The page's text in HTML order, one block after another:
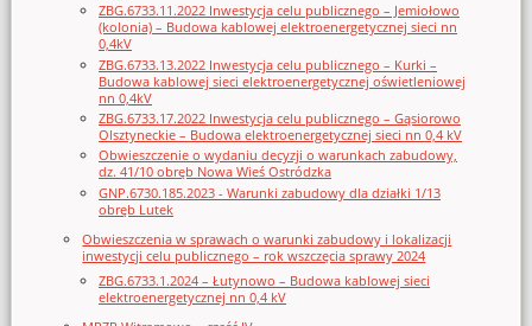
ZBG.6733.11.2022 Inwestycja celu publicznego – Jemiołowo
(kolonia) – Budowa kablowej elektroenergetycznej sieci nn
0,4kV
ZBG.6733.13.2022 Inwestycja celu publicznego – Kurki –
Budowa kablowej sieci elektroenergetycznej oświetleniowej
nn 0,4kV
ZBG.6733.17.2022 Inwestycja celu publicznego – Gąsiorowo
Olsztyneckie – Budowa elektroenergetycznej sieci nn 0,4 kV
Obwieszczenie o wydaniu decyzji o warunkach zabudowy,
dz. 41/10 obręb Nowa Wieś Ostródzka
GNP.6730.185.2023 - Warunki zabudowy dla działki 1/13
obręb Lutek
Obwieszczenia w sprawach o warunki zabudowy i lokalizacji
inwestycji celu publicznego – rok wszczęcia sprawy 2024
ZBG.6733.1.2024 – Łutynowo – Budowa kablowej sieci
elektroenergetycznej nn 0,4 kV